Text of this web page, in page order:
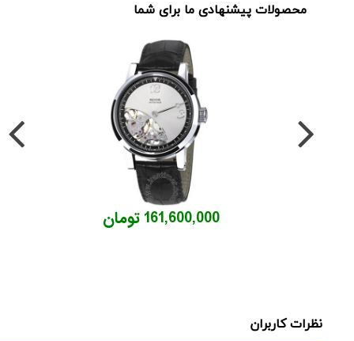
محصولات پیشنهادی ما برای شما
161,600,000 تومان
نظرات کاربران